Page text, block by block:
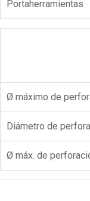
Portaherramientas
Ø máximo de
Diámetro de
Ø máx. de